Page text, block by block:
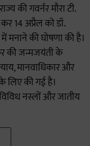
की गवर्नर मौरा टी.
14 अप्रैल को डॉ.
की घोषणा की है।
की जन्मजयंती के
मानवाधिकार और
लिए की गई है।
नस्लों और जातीय